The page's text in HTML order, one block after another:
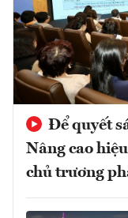
Để quyết
Nâng cao
chủ trương